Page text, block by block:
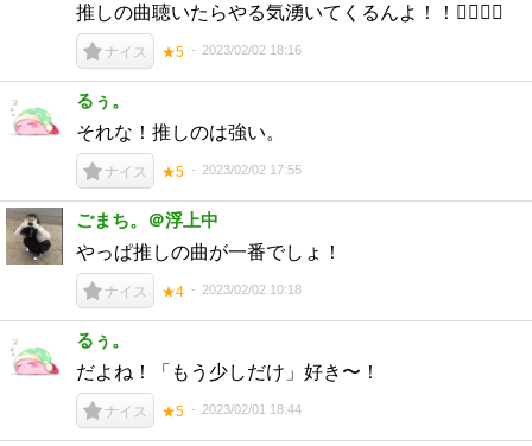
推しの曲聴いたらやる気湧いてくるんよ！！❤️‍🔥❤️‍🔥
ナイス ★5 2023/02/02 18:16
るぅ。
それな！推しのは強い。
ナイス ★5 2023/02/02 17:55
ごまち。＠浮上中
やっぱ推しの曲が一番でしょ！
ナイス ★4 2023/02/02 10:18
るぅ。
だよね！「もう少しだけ」好き〜！
ナイス ★5 2023/02/01 18:44